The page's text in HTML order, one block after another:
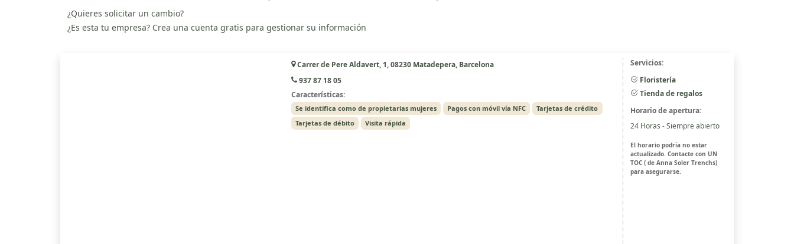
¿Quieres solicitar un cambio?
¿Es esta tu empresa? Crea una cuenta gratis para gestionar su información
Carrer de Pere Aldavert, 1, 08230 Matadepera, Barcelona
937 87 18 05
Características:
Se identifica como de propietarias mujeres Pagos con móvil vía NFC
Tarjetas de crédito
Tarjetas de débito
Visita rápida
Servicios:
Floristería
Tienda de regalos
Horario de apertura:
24 Horas - Siempre abierto
El horario podría no estar
actualizado. Contacte con UN
TOC ( de Anna Soler Trenchs)
para asegurarse.